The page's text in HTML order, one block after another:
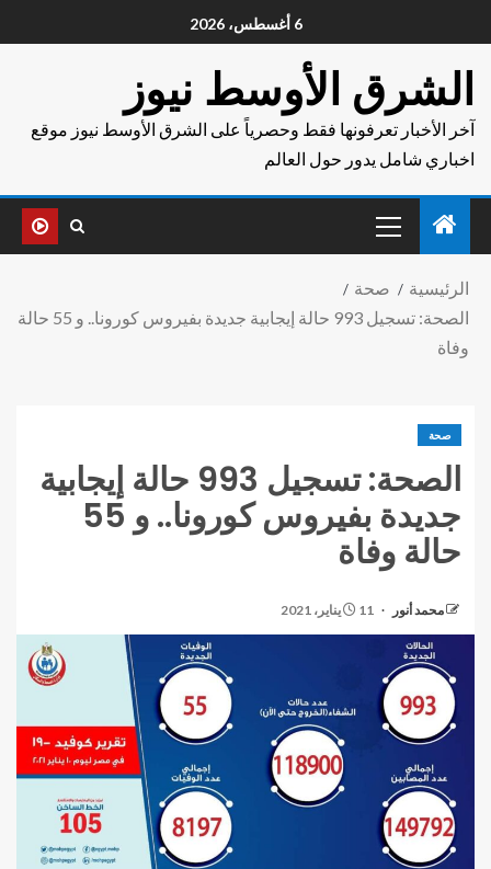
6 أغسطس، 2026
الشرق الأوسط نيوز
آخر الأخبار تعرفونها فقط وحصرياً على الشرق الأوسط نيوز موقع
اخباري شامل يدور حول العالم
الرئيسية
صحة
الصحة: تسجيل 993 حالة إيجابية جديدة بفيروس كورونا.. و 55 حالة
وفاة
صحة
الصحة: تسجيل 993 حالة إيجابية
جديدة بفيروس كورونا.. و 55
حالة وفاة
محمد أنور 11 يناير، 2021